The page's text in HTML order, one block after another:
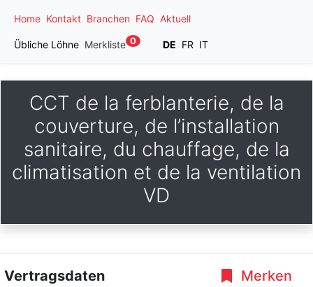
Home Kontakt Branchen FAQ Aktuell
Übliche Löhne Merkliste 0 DE FR IT
CCT de la ferblanterie, de la
couverture, de l’installation
sanitaire, du chauffage, de la
climatisation et de la ventilation
VD
Merken
Vertragsdaten